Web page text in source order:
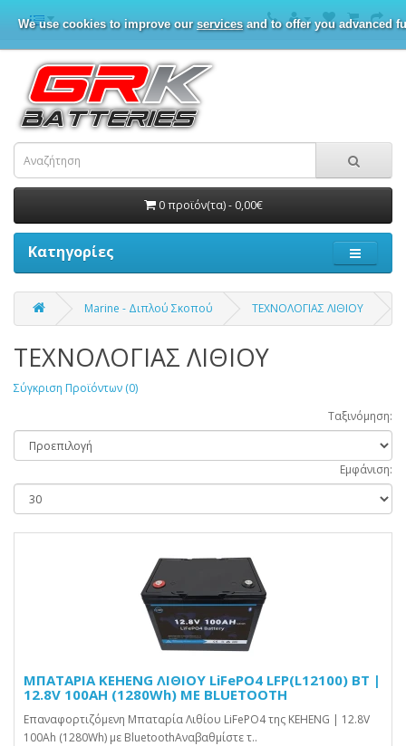
We use cookies to improve our servicesand to offer you advanced
0 προϊόν(τα) - 0,00€
Κατηγορίες
Marine - Διπλού Σκοπού ΤΕΧΝΟΛΟΓΙΑΣ ΛΙΘΙΟΥ
ΤΕΧΝΟΛΟΓΙΑΣ ΛΙΘΙΟΥ
Σύγκριση Προϊόντων (0)
Ταξινόμηση:
Εμφάνιση:
ΜΠΑΤΑΡΙΑ KEHENG ΛΙΘΙΟΥ LiFePO4 LFP(L12100) BT |
12.8V 100AH (1280Wh) ΜΕ BLUETOOTH
Επαναφορτιζόμενη Μπαταρία Λιθίου LiFePO4 της KEHENG | 12.8V
100Ah (1280Wh) με BluetoothΑναβαθμίστε τ..